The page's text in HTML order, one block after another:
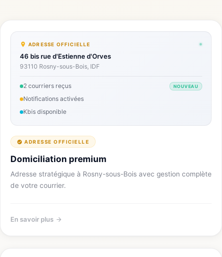
ADRESSE OFFICIELLE
46 bis rue d'Estienne d'Orves
93110 Rosny-sous-Bois, IDF
2 courriers reçus NOUVEAU
Notifications activées
Kbis disponible
ADRESSE OFFICIELLE
Domiciliation premium
Adresse stratégique à Rosny-sous-Bois avec gestion complète
de votre courrier.
En savoir plus